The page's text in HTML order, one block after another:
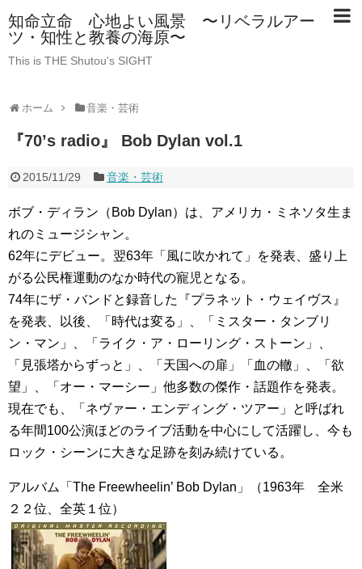
知命立命 心地よい風景 〜リベラルアー
ツ・知性と教養の海原〜
This is THE Shutou's SIGHT
ホーム 音楽・芸術
『70’s radio』 Bob Dylan vol.1
2015/11/29 音楽・芸術
ボブ・ディラン（Bob Dylan）は、アメリカ・ミネソタ生ま
れのミュージシャン。
62年にデビュー。翌63年「風に吹かれて」を発表、盛り上
がる公民権運動のなか時代の寵児となる。
74年にザ・バンドと録音した『プラネット・ウェイヴス』
を発表、以後、「時代は変る」、「ミスター・タンブリ
ン・マン」、「ライク・ア・ローリング・ストーン」、
「見張塔からずっと」、「天国への扉」「血の轍」、「欲
望」、「オー・マーシー」他多数の傑作・話題作を発表。
現在でも、「ネヴァー・エンディング・ツアー」と呼ばれ
る年間100公演ほどのライブ活動を中心にして活躍し、今も
ロック・シーンに大きな足跡を刻み続けている。
アルバム「The Freewheelin’ Bob Dylan」（1963年 全米
２２位、全英１位）